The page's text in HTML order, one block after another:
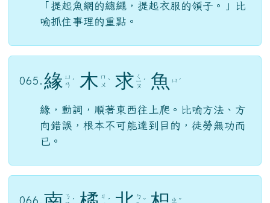
「提起魚網的總繩，提起衣服的領子。」比
喻抓住事理的重點。
065. 緣 ㄩ
ㄢ ˊ 木 ㄇ
ㄨ ˋ 求 ㄑ
ㄧ
ㄡ
ˊ 魚 ㄩ ˊ
緣，動詞，順著東西往上爬。比喻方法、方
向錯誤，根本不可能達到目的，徒勞無功而
已。
066.
ㄋ
ˊ
ㄐ
ˊ
ㄅ
ˇ ㄓ ˇ